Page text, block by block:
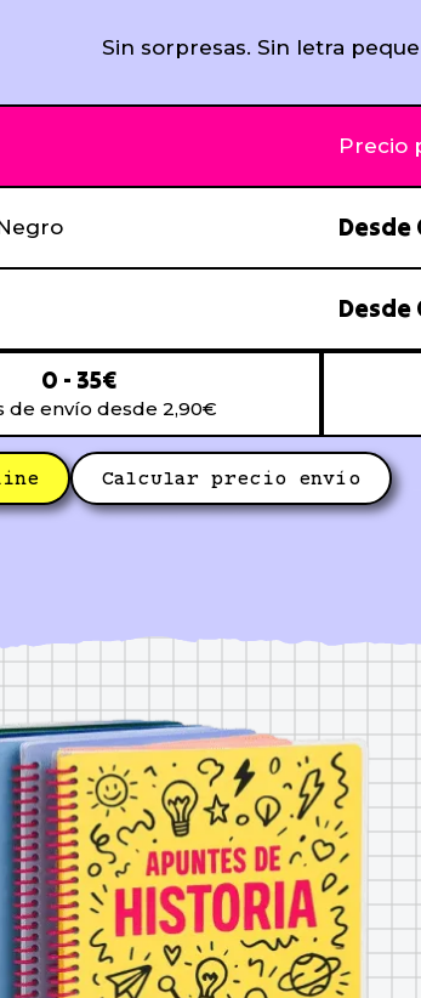
Sin sorpresas. Sin letra
Precio
Desde
Desde
0 - 35€
de envío desde 2,90€
Calcular precio envío